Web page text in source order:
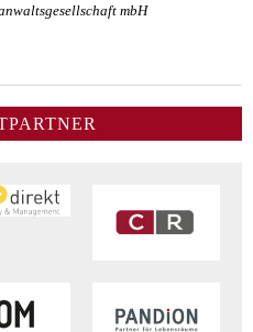
mbH